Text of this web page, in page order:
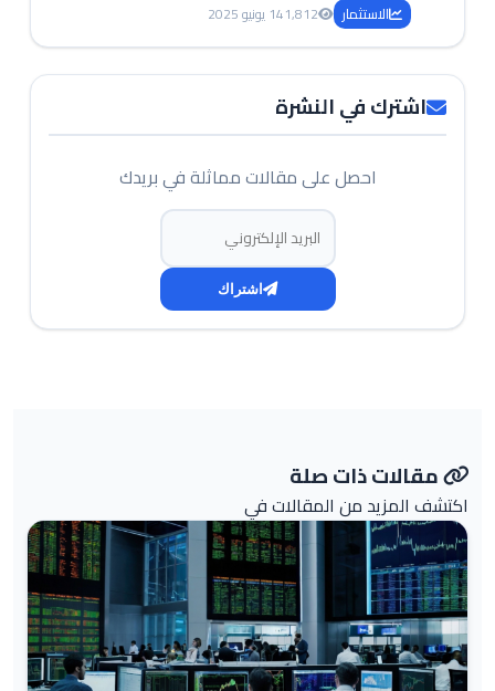
الاستثمار 1,81214 يونيو 2025
اشترك في النشرة
احصل على مقالات مماثلة في بريدك
البريد الإلكتروني
اشتراك
مقالات ذات صلة
اكتشف المزيد من المقالات في